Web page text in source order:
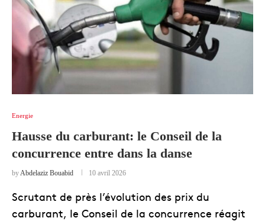
Energie
Hausse du carburant: le Conseil de la
concurrence entre dans la danse
byAbdelaziz Bouabid 10 avril 2026
Scrutant de près l’évolution des prix du
carburant, le Conseil de la concurrence réagit